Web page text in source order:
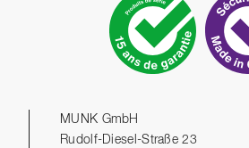
MUNK GmbH
Rudolf-Diesel-Straße 23